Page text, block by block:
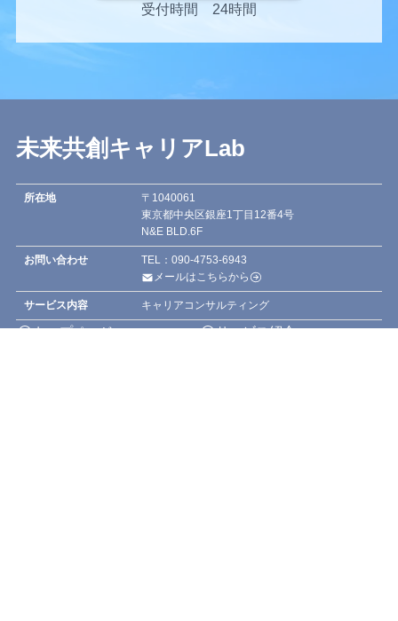
受付時間 24時間
未来共創キャリアLab
所在地
〒1040061
東京都中央区銀座1丁目12番4号
N&E BLD.6F
お問い合わせ
TEL：090-4753-6943
メールはこちらから
サービス内容 キャリアコンサルティング
トップページ サービス紹介